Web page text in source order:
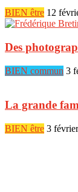
BIEN être 12
Des
BIEN commun 3
La grande
BIEN être 3